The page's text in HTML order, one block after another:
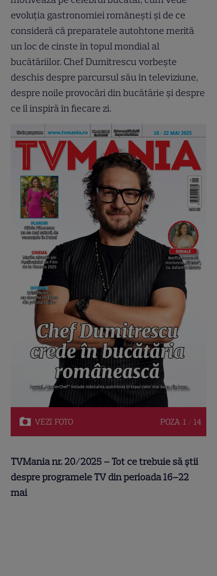
evoluția gastronomiei românești și de ce
consideră că preparatele autohtone merită
un loc de cinste în topul mondial al
bucătăriilor. Chef Dumitrescu vorbește
deschis despre parcursul său în televiziune,
despre noile provocări din bucătărie și despre
ce îl inspiră în fiecare zi.
VEZI FOTO POZA 1 / 14
TVMania nr. 20/2025 – Tot ce trebuie să știi
despre programele TV din perioada 16–22
mai